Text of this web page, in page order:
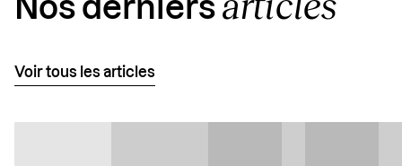
Nos derniers
Voir tous les articles